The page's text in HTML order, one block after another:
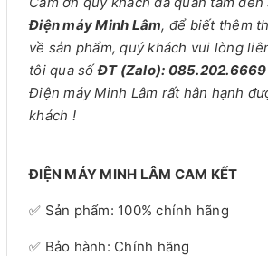
Điện máy Minh Lâm, để biết thêm
về sản phẩm, quý khách vui lòng
tôi qua sốĐT (Zalo): 085.202.6669
Điện máy Minh Lâm rất hân hạnh
khách !
ĐIỆN MÁY MINH LÂM CAM KẾT
✅ Sản phẩm: 100% chính hãng
✅ Bảo hành: Chính hãng